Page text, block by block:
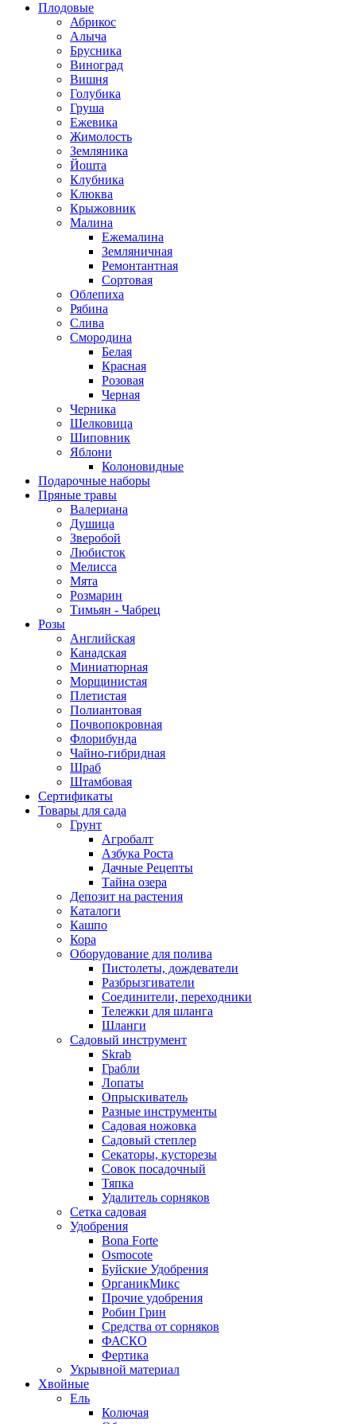
Плодовые
Абрикос
Алыча
Брусника
Виноград
Вишня
Голубика
Груша
Ежевика
Жимолость
Земляника
Йошта
Клубника
Клюква
Крыжовник
Малина
Ежемалина
Земляничная
Ремонтантная
Сортовая
Облепиха
Рябина
Слива
Смородина
Белая
Красная
Розовая
Черная
Черника
Шелковица
Шиповник
Яблони
Колоновидные
Подарочные наборы
Пряные травы
Валериана
Душица
Зверобой
Любисток
Мелисса
Мята
Розмарин
Тимьян - Чабрец
Розы
Английская
Канадская
Миниатюрная
Морщинистая
Плетистая
Полиантовая
Почвопокровная
Флорибунда
Чайно-гибридная
Шраб
Штамбовая
Сертификаты
Товары для сада
Грунт
Агробалт
Азбука Роста
Дачные Рецепты
Тайна озера
Депозит на растения
Каталоги
Кашпо
Кора
Оборудование для полива
Пистолеты, дождеватели
Разбрызгиватели
Соединители, переходники
Тележки для шланга
Шланги
Садовый инструмент
Skrab
Грабли
Лопаты
Опрыскиватель
Разные инструменты
Садовая ножовка
Садовый степлер
Секаторы, кусторезы
Совок посадочный
Тяпка
Удалитель сорняков
Сетка садовая
Удобрения
Bona Forte
Osmocote
Буйские Удобрения
ОрганикМикс
Прочие удобрения
Робин Грин
Средства от сорняков
ФАСКО
Фертика
Укрывной материал
Хвойные
Ель
Колючая